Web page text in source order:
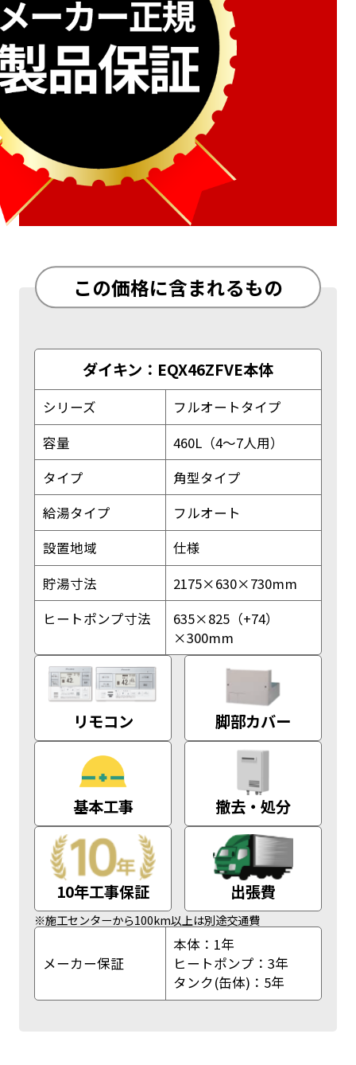
この価格に含まれるもの
ダイキン：EQX46ZFVE本体
シリーズ
フルオートタイプ
容量
460L（4～7人用）
タイプ
角型タイプ
給湯タイプ
フルオート
設置地域
仕様
貯湯寸法
2175×630×730mm
ヒートポンプ寸法
635×825（+74）
×300mm
リモコン 脚部カバー
基本工事 撤去・処分
10年工事保証 出張費
※施工センターから100km以上は別途交通費
メーカー保証
本体：1年
ヒートポンプ：3年
タンク(缶体)：5年